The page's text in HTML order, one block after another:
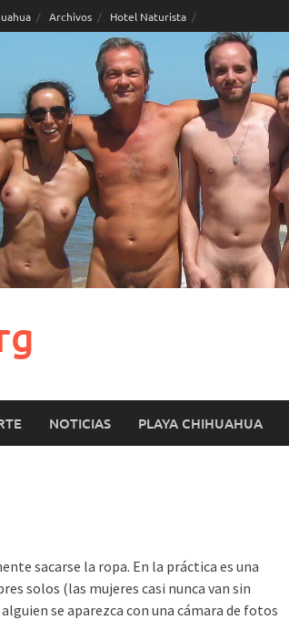
Archivos Hotel Naturista
NOTICIAS PLAYA CHIHUAHUA
sacarse la ropa. En la práctica es una
solos (las mujeres casi nunca van sin
se aparezca con una cámara de fotos